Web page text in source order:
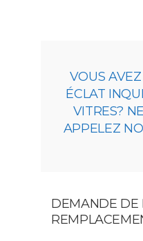
VOUS
ÉCLAT
VITRES?
APPELEZ
DEMANDE DE